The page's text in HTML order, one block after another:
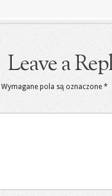
Leave a
Wymagane pola są oznaczone *